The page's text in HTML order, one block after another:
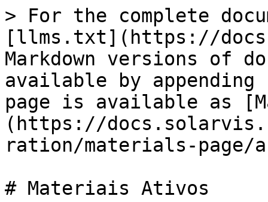
> For the complete
[llms.txt](https://
Markdown versions of
available by
page is available as
(https://
ration/materials-page/
# Materiais Ativos